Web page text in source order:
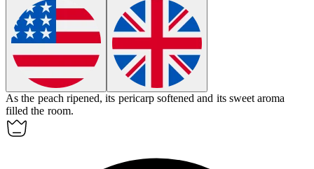
As the peach ripened, its pericarp softened and its sweet aroma
filled the room.